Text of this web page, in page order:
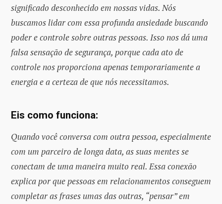
significado desconhecido em nossas vidas. Nós
buscamos lidar com essa profunda ansiedade buscando
poder e controle sobre outras pessoas. Isso nos dá uma
falsa sensação de segurança, porque cada ato de
controle nos proporciona apenas temporariamente a
energia e a certeza de que nós necessitamos.
Eis como funciona:
Quando você conversa com outra pessoa, especialmente
com um parceiro de longa data, as suas mentes se
conectam de uma maneira muito real. Essa conexão
explica por que pessoas em relacionamentos conseguem
completar as frases umas das outras, “pensar” em